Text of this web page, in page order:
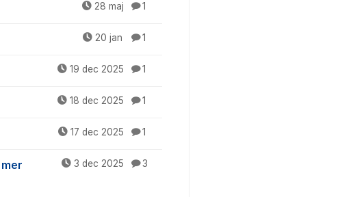
28 maj 1
20 jan 1
19 dec 2025 1
18 dec 2025 1
17 dec 2025 1
3 dec 2025 3